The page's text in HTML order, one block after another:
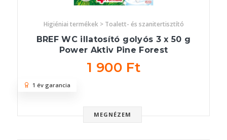
Higiéniai termékek > Toalett- és szanitertisztító
BREF WC illatosító golyós 3 x 50 g
Power Aktiv Pine Forest
1 900 Ft
MEGNÉZEM
1 év garancia